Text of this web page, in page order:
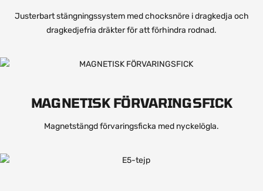
Justerbart stängningssystem med chocksnöre i dragkedja och
dragkedjefria dräkter för att förhindra rodnad.
MAGNETISK FÖRVARINGSFICK
Magnetstängd förvaringsficka med nyckelögla.